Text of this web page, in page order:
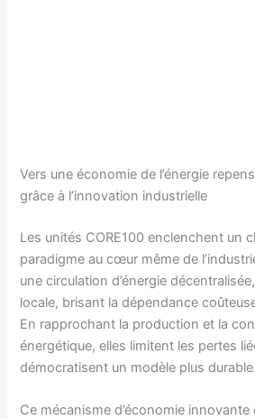
Vers une économie de l’énergie
grâce à l’innovation industrielle
Les unités CORE100 enclenchent un
paradigme au cœur même de
une circulation d’énergie
locale, brisant la dépendance
En rapprochant la production et la
énergétique, elles limitent les pertes
démocratisent un modèle plus durable.
Ce mécanisme d’économie innovante